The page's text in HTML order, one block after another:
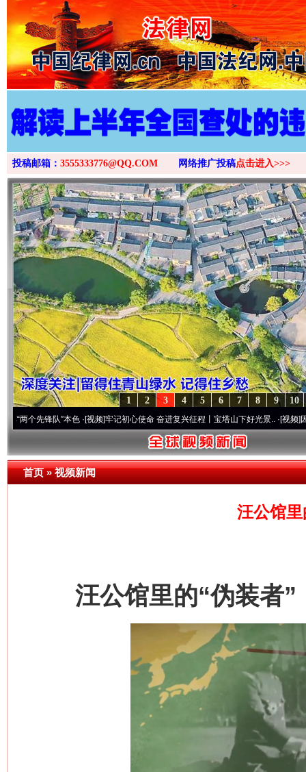
>
投稿邮箱： 3555333776@QQ.COM 网络推广投稿点击进入>>>
10
9
8
7
6
5
4
3
2
1
先锋队”本色·[视频]牢记初心使命 奋进复兴征程丨宝塔山下好光景..·[视频]因党而生
首页»视频新闻
汪公馆
汪公馆里的“伪装者”